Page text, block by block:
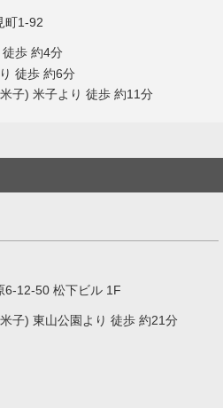
町1-92
歩 約4分
徒歩 約6分
子) 米子より 徒歩 約11分
6-12-50 松下ビル 1F
子) 東山公園より 徒歩 約21分